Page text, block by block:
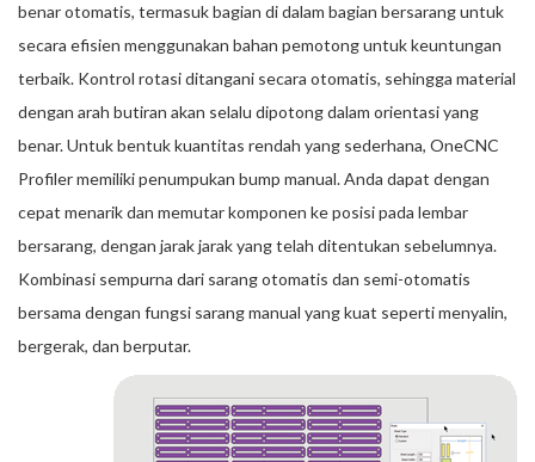
benar otomatis, termasuk bagian di dalam bagian bersarang untuk
secara efisien menggunakan bahan pemotong untuk keuntungan
terbaik. Kontrol rotasi ditangani secara otomatis, sehingga material
dengan arah butiran akan selalu dipotong dalam orientasi yang
benar. Untuk bentuk kuantitas rendah yang sederhana, OneCNC
Profiler memiliki penumpukan bump manual. Anda dapat dengan
cepat menarik dan memutar komponen ke posisi pada lembar
bersarang, dengan jarak jarak yang telah ditentukan sebelumnya.
Kombinasi sempurna dari sarang otomatis dan semi-otomatis
bersama dengan fungsi sarang manual yang kuat seperti menyalin,
bergerak, dan berputar.